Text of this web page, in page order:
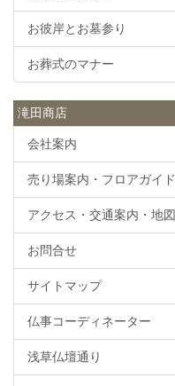
お彼岸とお墓参り
お葬式のマナー
滝田商店
会社案内
売り場案内・フロアガイド
アクセス・交通案内・地図
お問合せ
サイトマップ
仏事コーディネーター
浅草仏壇通り